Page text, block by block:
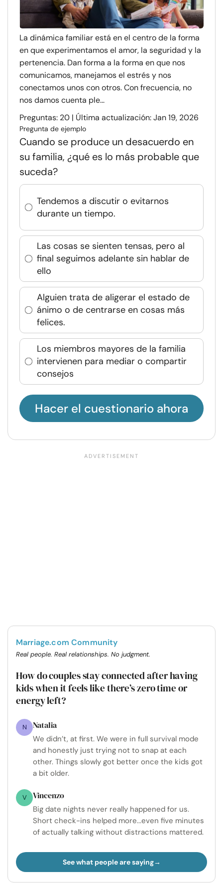
La dinámica familiar está en el centro de la forma
en que experimentamos el amor, la seguridad y la
pertenencia. Dan forma a la forma en que nos
comunicamos, manejamos el estrés y nos
conectamos unos con otros. Con frecuencia, no
nos damos cuenta ple...
Preguntas: 20 | Última actualización: Jan 19, 2026
Pregunta de ejemplo
Cuando se produce un desacuerdo en
su familia, ¿qué es lo más probable que
suceda?
Tendemos a discutir o evitarnos
durante un tiempo.
Las cosas se sienten tensas, pero al
final seguimos adelante sin hablar de
ello
Alguien trata de aligerar el estado de
ánimo o de centrarse en cosas más
felices.
Los miembros mayores de la familia
intervienen para mediar o compartir
consejos
Hacer el cuestionario ahora
Marriage.com Community
Real people. Real relationships. No judgment.
How do couples stay connected after having
kids when it feels like there’s zero time or
energy left?
N Natalia
We didn’t, at first. We were in full survival mode
and honestly just trying not to snap at each
other. Things slowly got better once the kids got
a bit older.
V Vincenzo
Big date nights never really happened for us.
Short check-ins helped more...even five minutes
of actually talking without distractions mattered.
See what people are saying